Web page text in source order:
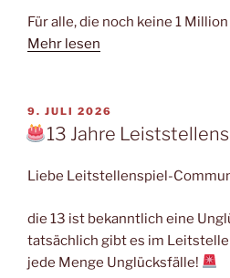
Für alle, die noch keine 1
Mehr lesen
VERÖFFENTLICHT
AM
9. JULI 2026
13 Jahre
Liebe Leitstellenspiel-
die 13 ist bekanntlich eine
tatsächlich gibt es im
jede Menge Unglücksfälle!